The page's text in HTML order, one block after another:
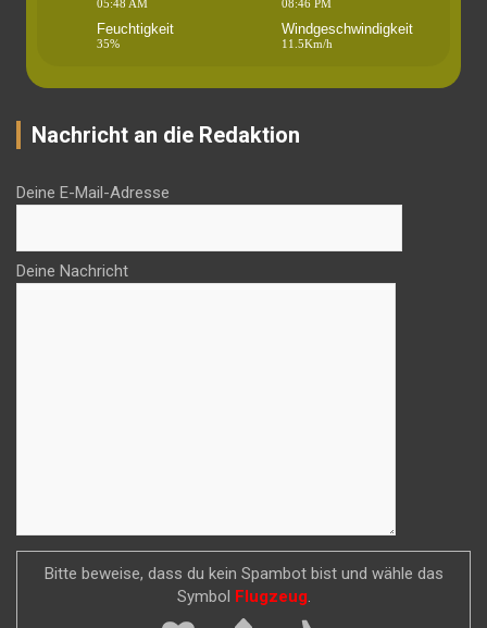
05:48 AM 08:46 PM
Feuchtigkeit
35%
Windgeschwindigkeit
11.5Km/h
Nachricht an die Redaktion
Deine E-Mail-Adresse
Deine Nachricht
Bitte beweise, dass du kein Spambot bist und wähle das
Symbol
Flugzeug.